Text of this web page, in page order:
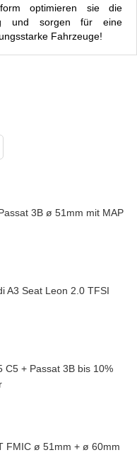
optimieren sie die
und sorgen für eine
Fahrzeuge!
3B ø 51mm mit MAP
A3 Seat Leon 2.0 TFSI
C5 + Passat 3B bis 10%
FMIC ø 51mm + ø 60mm